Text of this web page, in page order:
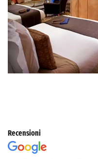
Recensioni